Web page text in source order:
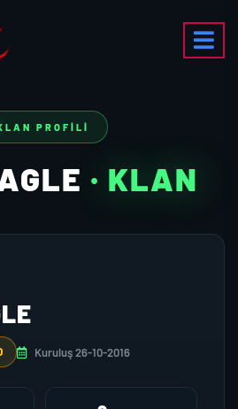
PROFILI
· KLAN
Kuruluş 26-10-2016